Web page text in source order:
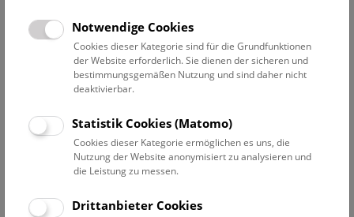
Kontakt:
Jessica.Oesterreicher@NHM.AT
+43 152177-681
Wissenschaftskommunikation
Mitarbeiterin in der Außenstelle in Petronell
Notwendige Cookies
Cookies dieser Kategorie sind für die Grundfunktionen
der Website erforderlich. Sie dienen der sicheren und
bestimmungsgemäßen Nutzung und sind daher nicht
deaktivierbar.
Statistik Cookies (Matomo)
Cookies dieser Kategorie ermöglichen es uns, die
Nutzung der Website anonymisiert zu analysieren und
die Leistung zu messen.
Drittanbieter Cookies